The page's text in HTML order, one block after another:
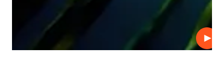
プレ